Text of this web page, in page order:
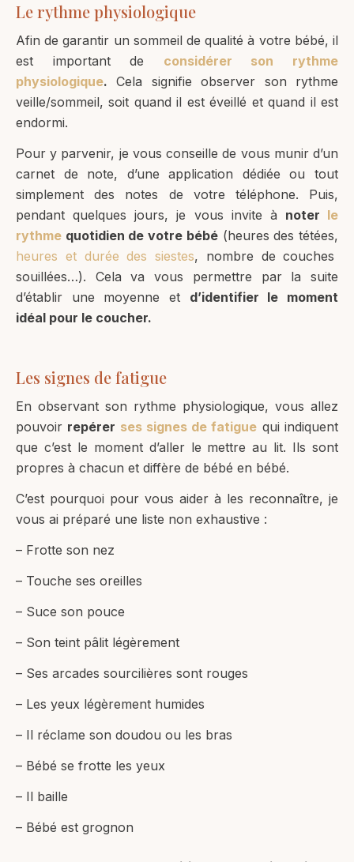
Le rythme physiologique
Afin de garantir un sommeil de qualité à votre bébé, il
est important de considérer son rythme
physiologique. Cela signifie observer son rythme
veille/sommeil, soit quand il est éveillé et quand il est
endormi.
Pour y parvenir, je vous conseille de vous munir d’un
carnet de note, d’une application dédiée ou tout
simplement des notes de votre téléphone. Puis,
pendant quelques jours, je vous invite à noter le
rythme quotidien de votre bébé(heures des tétées,
heures et durée des siestes, nombre de couches
souillées…). Cela va vous permettre par la suite
d’établir une moyenne et d’identifier le moment
idéal pour le coucher.
Les signes de fatigue
En observant son rythme physiologique, vous allez
pouvoir repérer ses signes de fatigue qui indiquent
que c’est le moment d’aller le mettre au lit. Ils sont
propres à chacun et diffère de bébé en bébé.
C’est pourquoi pour vous aider à les reconnaître, je
vous ai préparé une liste non exhaustive :
– Frotte son nez
– Touche ses oreilles
– Suce son pouce
– Son teint pâlit légèrement
– Ses arcades sourcilières sont rouges
– Les yeux légèrement humides
– Il réclame son doudou ou les bras
– Bébé se frotte les yeux
– Il baille
– Bébé est grognon